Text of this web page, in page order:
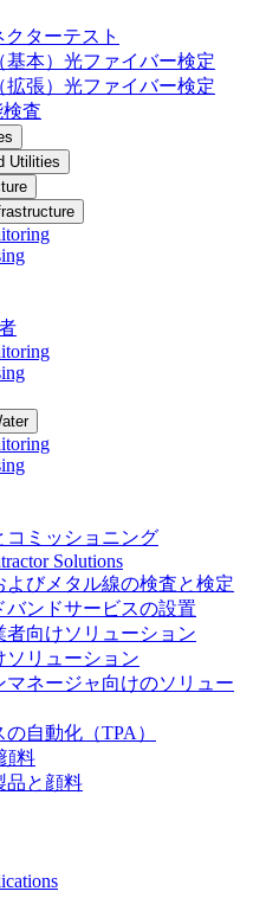
クターテスト
基本）光ファイバー検定
拡張）光ファイバー検定
査
Utilities
コミッショニング
Solutions
よびメタル線の検査と検定
バンドサービスの設置
者向けソリューション
ソリューション
マネージャ向けのソリュー
自動化（TPA）
料
品と顔料